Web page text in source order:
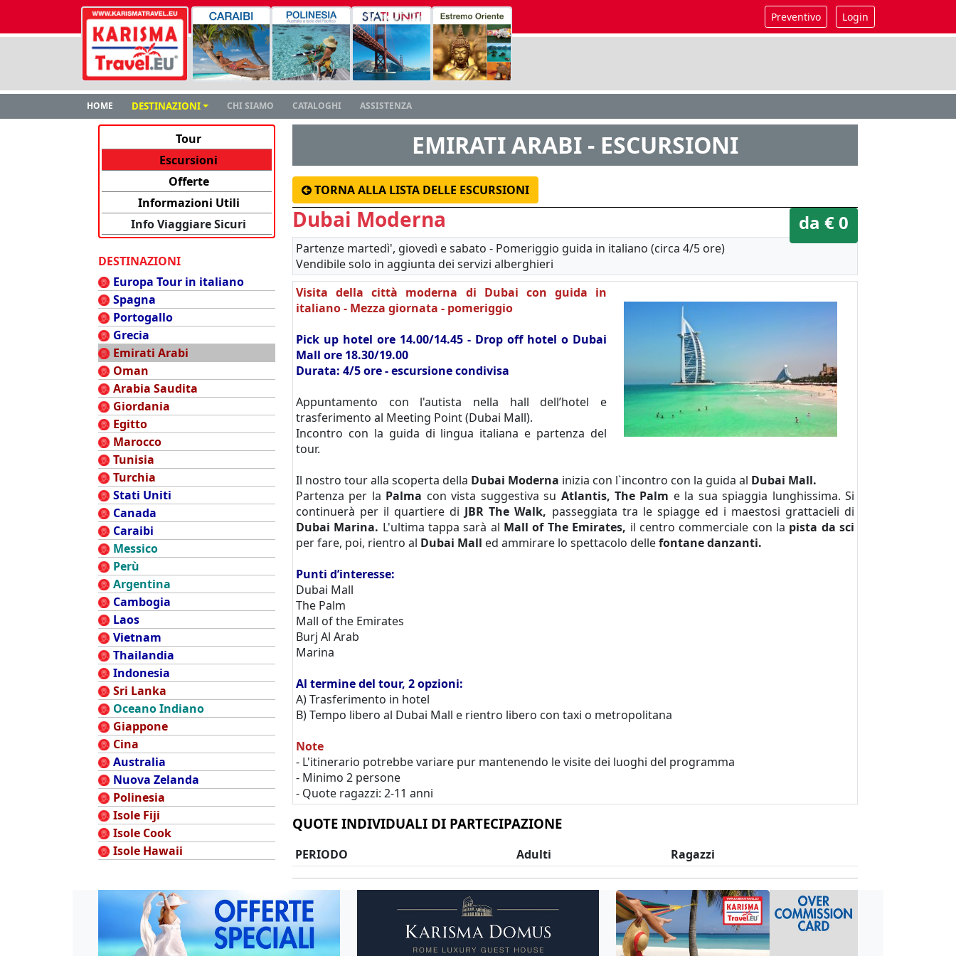
Preventivo Login
HOME DESTINAZIONI CHI SIAMO CATALOGHI ASSISTENZA
Tour
Escursioni
Offerte
Informazioni Utili
Info Viaggiare Sicuri
DESTINAZIONI
Europa Tour in italiano
Spagna
Portogallo
Grecia
Emirati Arabi
Oman
Arabia Saudita
Giordania
Egitto
Marocco
Tunisia
Turchia
Stati Uniti
Canada
Caraibi
Messico
Perù
Argentina
Cambogia
Laos
Vietnam
Thailandia
Indonesia
Sri Lanka
Oceano Indiano
Giappone
Cina
Australia
Nuova Zelanda
Polinesia
Isole Fiji
Isole Cook
Isole Hawaii
EMIRATI ARABI - ESCURSIONI
TORNA ALLA LISTA DELLE ESCURSIONI
da € 0
Dubai Moderna
Partenze martedì', giovedì e sabato - Pomeriggio guida in italiano (circa 4/5 ore)
Vendibile solo in aggiunta dei servizi alberghieri
Visita della città moderna di Dubai con guida in
italiano - Mezza giornata - pomeriggio
Pick up hotel ore 14.00/14.45 - Drop off hotel o Dubai
Mall ore 18.30/19.00
Durata: 4/5 ore - escursione condivisa
Appuntamento con l'autista nella hall dell’hotel e
trasferimento al Meeting Point (Dubai Mall).
Incontro con la guida di lingua italiana e partenza del
tour.
Il nostro tour alla scoperta della Dubai Moderna inizia con l`incontro con la guida al Dubai Mall.
Partenza per la Palma con vista suggestiva su Atlantis, The Palm e la sua spiaggia lunghissima. Si
continuerà per il quartiere di JBR The Walk, passeggiata tra le spiagge ed i maestosi grattacieli di
Dubai Marina. L'ultima tappa sarà al Mall of The Emirates, il centro commerciale con la pista da sci
per fare, poi, rientro al Dubai Mall ed ammirare lo spettacolo dellefontane danzanti.
Punti d’interesse:
Dubai Mall
The Palm
Mall of the Emirates
Burj Al Arab
Marina
Al termine del tour, 2 opzioni:
A) Trasferimento in hotel
B) Tempo libero al Dubai Mall e rientro libero con taxi o metropolitana
Note
- L'itinerario potrebbe variare pur mantenendo le visite dei luoghi del programma
- Minimo 2 persone
- Quote ragazzi: 2-11 anni
QUOTE INDIVIDUALI DI PARTECIPAZIONE
PERIODO Adulti Ragazzi